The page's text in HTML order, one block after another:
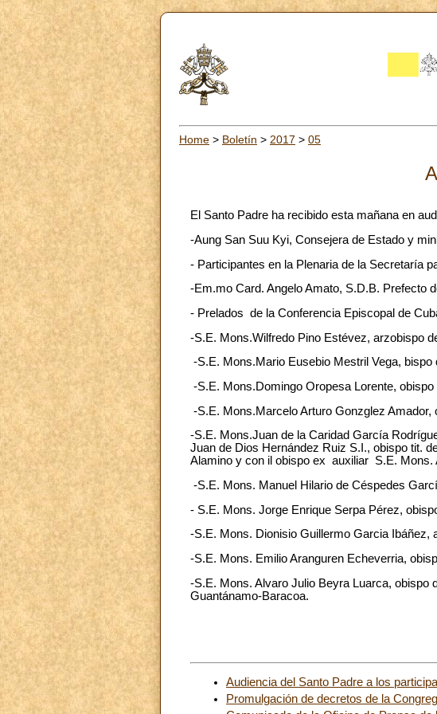
Home > Boletín > 2017 > 05
El Santo Padre ha recibido esta mañana en
-Aung San Suu Kyi, Consejera de Estado y
- Participantes en la Plenaria de la Secretaría
-Em.mo Card. Angelo Amato, S.D.B. Prefecto
- Prelados de la Conferencia Episcopal de
-S.E. Mons.Wilfredo Pino Estévez, arzobispo
-S.E. Mons.Mario Eusebio Mestril Vega, bispo
-S.E. Mons.Domingo Oropesa Lorente, obispo
-S.E. Mons.Marcelo Arturo Gonzglez Amador,
-S.E. Mons.Juan de la Caridad García
Juan de Dios Hernández Ruiz S.I., obispo tit.
Alamino y con il obispo ex auxiliar S.E. Mons.
-S.E. Mons. Manuel Hilario de Céspedes
- S.E. Mons. Jorge Enrique Serpa Pérez,
-S.E. Mons. Dionisio Guillermo Garcia Ibáñez,
-S.E. Mons. Emilio Aranguren Echeverria,
-S.E. Mons. Alvaro Julio Beyra Luarca, obispo
Guantánamo-Baracoa.
Audiencia del Santo Padre a los
Promulgación de decretos de la